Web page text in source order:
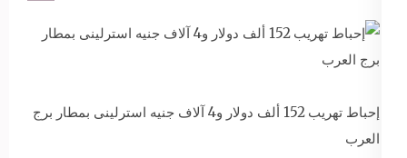
إحباط تهريب 152 ألف دولار و4 آلاف جنيه استرلينى بمطار برج
العرب